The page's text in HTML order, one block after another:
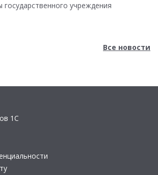
государственного учреждения
Все новости
1С